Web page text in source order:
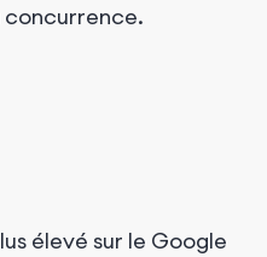
élevé sur le Google